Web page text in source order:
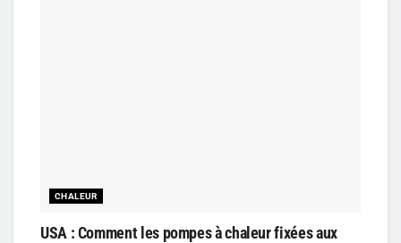
CHALEUR
USA : Comment les pompes à chaleur fixées aux